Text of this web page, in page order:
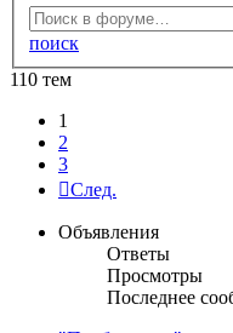
поиск
110 тем
1
2
3
След.
Объявления
Ответы
Просмотры
Последнее